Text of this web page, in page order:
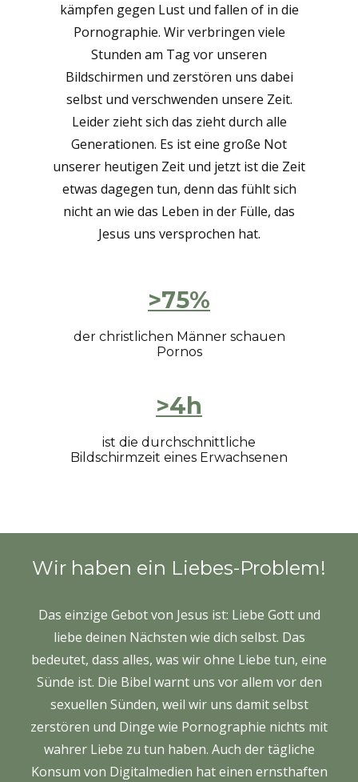
kämpfen gegen Lust und fallen of in die
Pornographie. Wir verbringen viele
Stunden am Tag vor unseren
Bildschirmen und zerstören uns dabei
selbst und verschwenden unsere Zeit.
Leider zieht sich das zieht durch alle
Generationen. Es ist eine große Not
unserer heutigen Zeit und jetzt ist die Zeit
etwas dagegen tun, denn das fühlt sich
nicht an wie das Leben in der Fülle, das
Jesus uns versprochen hat.
>75%
der christlichen Männer schauen
Pornos
>4h
ist die durchschnittliche
Bildschirmzeit eines Erwachsenen
Wir haben ein Liebes-Problem!
Das einzige Gebot von Jesus ist: Liebe Gott und
liebe deinen Nächsten wie dich selbst.​ Das
bedeutet, dass alles, was wir ohne Liebe tun, eine
Sünde ist. Die Bibel warnt uns vor allem vor den
sexuellen Sünden, weil wir uns damit selbst
zerstören und Dinge wie Pornographie nichts mit
wahrer Liebe zu tun haben. Auch der tägliche
Konsum von Digitalmedien hat einen ernsthaften